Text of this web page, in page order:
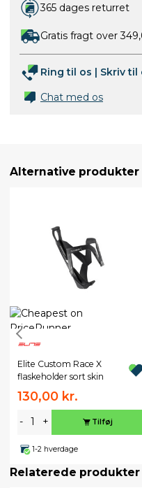
365 dages returret
Gratis fragt over
Ring til os | Skriv til
Chat med os
Alternative produkter
Elite Custom Race X
flaskeholder sort skin
130,00 kr.
- + Tilføj
1-2 hverdage
Relaterede produkter